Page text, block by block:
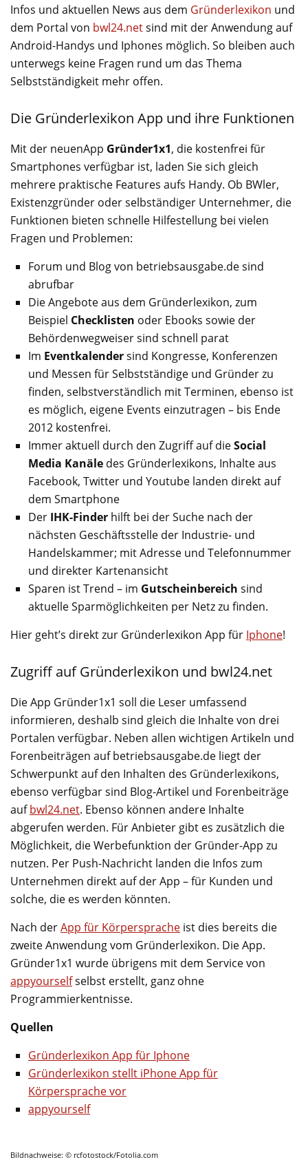
Infos und aktuellen News aus dem Gründerlexikon und
dem Portal von bwl24.netsind mit der Anwendung auf
Android-Handys und Iphones möglich. So bleiben auch
unterwegs keine Fragen rund um das Thema
Selbstständigkeit mehr offen.
Die Gründerlexikon App und ihre Funktionen
Mit der neuenApp Gründer1x1, die kostenfrei für
Smartphones verfügbar ist, laden Sie sich gleich
mehrere praktische Features aufs Handy. Ob BWler,
Existenzgründer oder selbständiger Unternehmer, die
Funktionen bieten schnelle Hilfestellung bei vielen
Fragen und Problemen:
Forum und Blog von betriebsausgabe.de sind
abrufbar
Die Angebote aus dem Gründerlexikon, zum
Beispiel Checklisten oder Ebooks sowie der
Behördenwegweiser sind schnell parat
Im Eventkalendersind Kongresse, Konferenzen
und Messen für Selbstständige und Gründer zu
finden, selbstverständlich mit Terminen, ebenso ist
es möglich, eigene Events einzutragen – bis Ende
2012 kostenfrei.
Immer aktuell durch den Zugriff auf dieSocial
Media Kanäle des Gründerlexikons, Inhalte aus
Facebook, Twitter und Youtube landen direkt auf
dem Smartphone
Der IHK-Finder hilft bei der Suche nach der
nächsten Geschäftsstelle der Industrie- und
Handelskammer; mit Adresse und Telefonnummer
und direkter Kartenansicht
Sparen ist Trend – im Gutscheinbereich sind
aktuelle Sparmöglichkeiten per Netz zu finden.
Hier geht’s direkt zur Gründerlexikon App für Iphone!
Zugriff auf Gründerlexikon und bwl24.net
Die App Gründer1x1 soll die Leser umfassend
informieren, deshalb sind gleich die Inhalte von drei
Portalen verfügbar. Neben allen wichtigen Artikeln und
Forenbeiträgen auf betriebsausgabe.de liegt der
Schwerpunkt auf den Inhalten des Gründerlexikons,
ebenso verfügbar sind Blog-Artikel und Forenbeiträge
aufbwl24.net. Ebenso können andere Inhalte
abgerufen werden. Für Anbieter gibt es zusätzlich die
Möglichkeit, die Werbefunktion der Gründer-App zu
nutzen. Per Push-Nachricht landen die Infos zum
Unternehmen direkt auf der App – für Kunden und
solche, die es werden könnten.
Nach derApp für Körpersprache ist dies bereits die
zweite Anwendung vom Gründerlexikon. Die App.
Gründer1x1 wurde übrigens mit dem Service von
appyourselfselbst erstellt, ganz ohne
Programmierkentnisse.
Quellen
Gründerlexikon App für Iphone
Gründerlexikon stellt iPhone App für
Körpersprache vor
appyourself
Bildnachweise: © rcfotostock/Fotolia.com